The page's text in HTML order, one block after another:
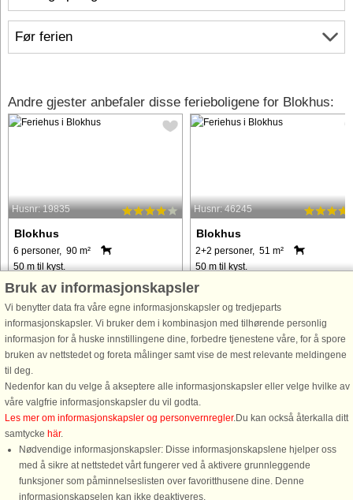
Før ferien
Andre gjester anbefaler disse ferieboligene for Blokhus:
Husnr: 19835
Blokhus
6 personer, 90 m²
50 m til kyst.
Enestående beliggenhed ca. 50 meter
fra strand og hav og med en fantastisk
panoramaudsigt over Vesterhavet fra
stuen på 1. sal. Tilkørsel til huset sker
ad stranden. I opholdsstuen er der loft
til kip ...
fra 9.797 NOK
Husnr: 46245
Blokhus
2+2 personer, 51 m²
50 m til kyst.
Afslapning i wellnessområdet,
vandpjaskeri i badelandet, sjove
aktiviteter for store og små og få
til en af de bedste badestrande og
Blokhus By.
fra 3.902 NOK
Bruk av informasjonskapsler
Vi benytter data fra våre egne informasjonskapsler og tredjeparts
informasjonskapsler. Vi bruker dem i kombinasjon med tilhørende personlig
informasjon for å huske innstillingene dine, forbedre tjenestene våre, for å spore
bruken av nettstedet og foreta målinger samt vise de mest relevante meldingene
til deg.
Nedenfor kan du velge å akseptere alle informasjonskapsler eller velge hvilke av
våre valgfrie informasjonskapsler du vil godta.
Les mer om informasjonskapsler og personvernregler.Du kan också återkalla ditt
samtycke här.
Nødvendige informasjonskapsler: Disse informasjonskapslene hjelper oss
med å sikre at nettstedet vårt fungerer ved å aktivere grunnleggende
funksjoner som påminnelseslisten over favoritthusene dine. Denne
informasjonskapselen kan ikke deaktiveres.